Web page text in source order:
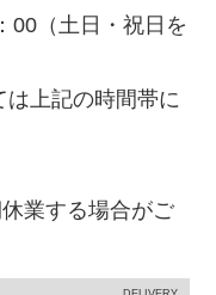
00（土日・祝日を
は上記の時間帯に
業する場合がご